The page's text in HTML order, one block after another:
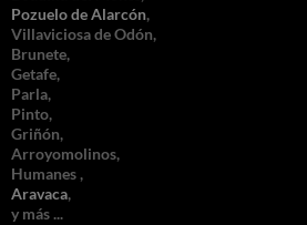
Pozuelo de Alarcón,
Villaviciosa de Odón,
Brunete,
Getafe,
Parla,
Pinto,
Griñón,
Arroyomolinos,
Humanes ,
Aravaca,
y más ...